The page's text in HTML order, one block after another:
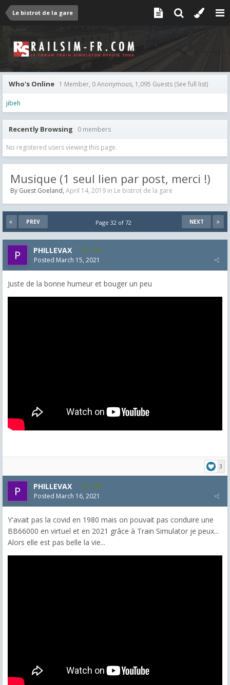
Le bistrot de la gare
Who's Online 1 Member, 0 Anonymous, 1,095 Guests (See full list)
jibeh
Recently Browsing 0 members
No registered users viewing this page.
Musique (1 seul lien par post, merci !)
By Guest Goeland, April 14, 2019 in Le bistrot de la gare
PREV NEXT
Page 32 of 72
PHILLEVAX 1,405
Posted March 15, 2021
Juste de la bonne humeur et bouger un peu
3
PHILLEVAX 1,405
Posted March 16, 2021
Y'avait pas la covid en 1980 mais on pouvait pas conduire une
BB66000 en virtuel et en 2021 grâce à Train Simulator je peux...
Alors elle est pas belle la vie...